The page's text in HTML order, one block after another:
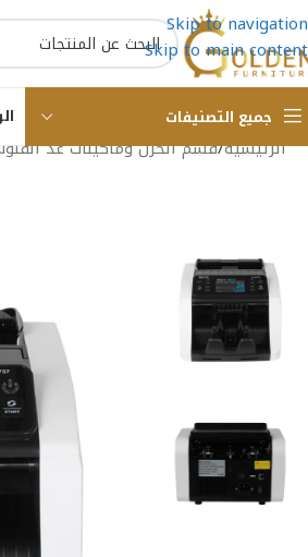
Skip to navigation
Skip to main content
جميع التصنيفات
الرئيسية/قسم الخزن وماكينات عد